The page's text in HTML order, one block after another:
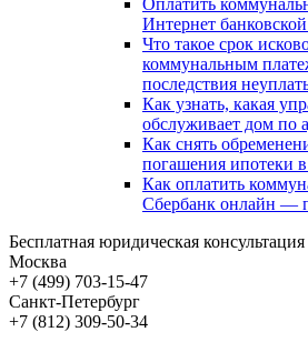
Оплатить
Интернет
Что такое срок
коммунальным
последствия
Как узнать, какая
обслуживает дом по
Как снять
погашения ипотеки
Как оплатить
Сбербанк онлайн —
Бесплатная юридическая консультация
Москва
+7 (499) 703-15-47
Санкт-Петербург
+7 (812) 309-50-34